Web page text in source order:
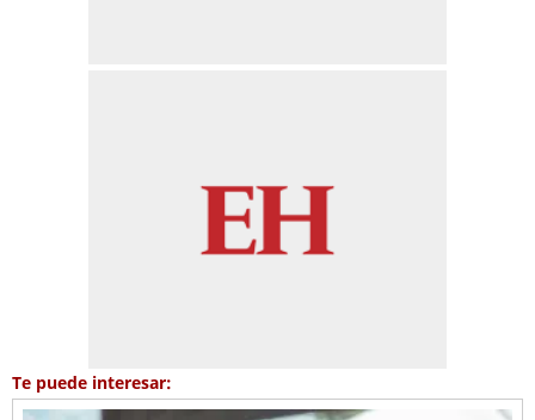
Te puede interesar: